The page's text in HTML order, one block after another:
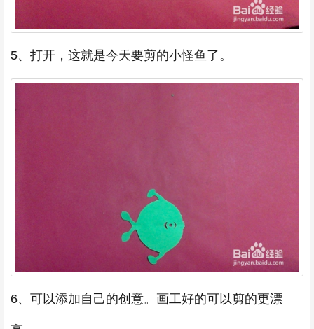
5、打开，这就是今天要剪的小怪鱼了。
6、可以添加自己的创意。画工好的可以剪的更漂